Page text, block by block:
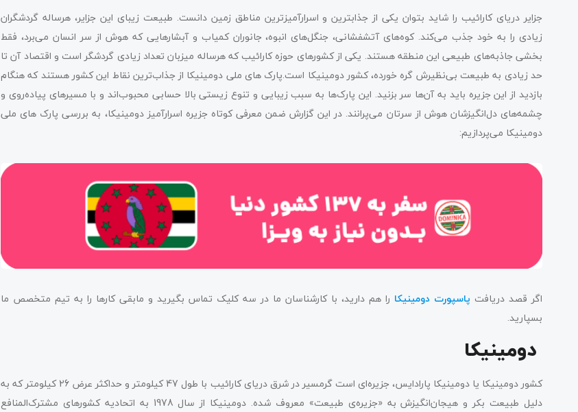
پارک های ملی دومینیکا ؛ پارک ملی دل استه (del Este )
جزایر دریای کارائیب را شاید بتوان یکی از جذابترین و اسرارآمیزترین مناطق زمین دانست. طبیعت زیبای این جزایر، هرساله گردشگران
زیادی را به خود جذب می‌کند. کوه‌های آتشفشانی، جنگل‌های انبوه، جانوران کمیاب و آبشارهایی که هوش از سر انسان می‌برد، فقط
بخشی جاذبه‌های طبیعی این منطقه هستند. یکی از کشورهای حوزه کارائیب که هرساله میزبان تعداد زیادی گردشگر است و اقتصاد آن تا
حد زیادی به طبیعت بی‌نظیرش گره خورده، کشور دومینیکا است.پارک ‌های ملی دومینیکا از جذاب‌ترین نقاط این کشور هستند که هنگام
بازدید از این جزیره باید به آن‌ها سر بزنید. این پارک‌ها به سبب زیبایی و تنوع زیستی بالا حسابی محبوب‌اند و با مسیرهای پیاده‌روی و
چشمه‌های دل‌انگیزشان هوش از سرتان می‌پرانند. در این گزارش ضمن معرفی کوتاه جزیره اسرارآمیز دومینیکا، به بررسی پارک های ملی
دومینیکا می‌پردازیم:
اگر قصد دریافت پاسپورت دومینیکا را هم دارید، با کارشناسان ما در سه کلیک تماس بگیرید و مابقی کارها را به تیم متخصص ما
بسپارید.
دومینیکا
کشور دومینیکا یا دومینیکا پارادایس، جزیره‌ای است گرمسیر در شرق دریای کارائیب با طول 47 کیلومتر و حداکثر عرض 26 کیلومتر که به
دلیل طبیعت بکر و هیجان‌انگیزش به «جزیره‌ی طبیعت» معروف شده. دومینیکا از سال 1978 به اتحادیه کشورهای مشترک‌المنافع